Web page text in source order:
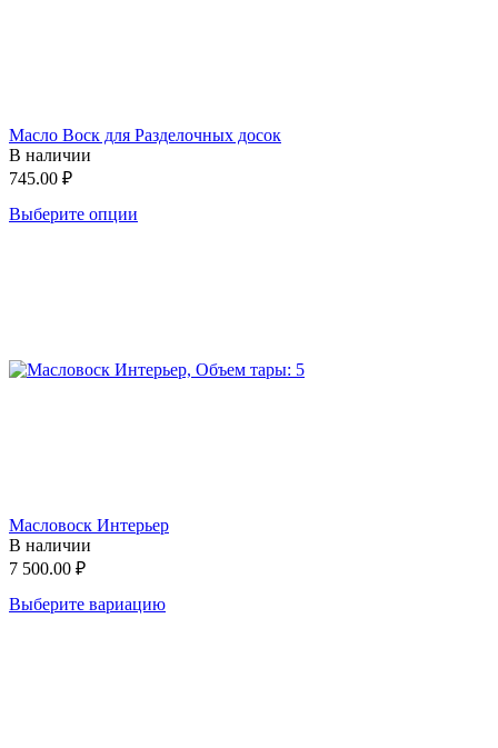
Масло Воск для Разделочных досок
В наличии
745.00 ₽
Выберите опции
Масловоск Интерьер
В наличии
7 500.00 ₽
Выберите вариацию